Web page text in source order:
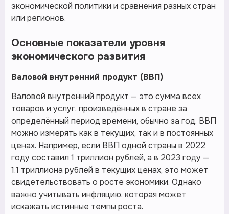
экономической политики и сравнения разных стран
или регионов.
Основные показатели уровня
экономического развития
Валовой внутренний продукт (ВВП)
Валовой внутренний продукт — это сумма всех
товаров и услуг, произведённых в стране за
определённый период времени, обычно за год. ВВП
можно измерять как в текущих, так и в постоянных
ценах. Например, если ВВП одной страны в 2022
году составил 1 триллион рублей, а в 2023 году —
1.1 триллиона рублей в текущих ценах, это может
свидетельствовать о росте экономики. Однако
важно учитывать инфляцию, которая может
искажать истинные темпы роста.